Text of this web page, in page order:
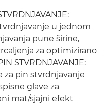
u jednom
pune širine,
za optimizirano
STVRDNJAVANJE:
za pin stvrdnjavanje
glave za
mat/sjajni efekt